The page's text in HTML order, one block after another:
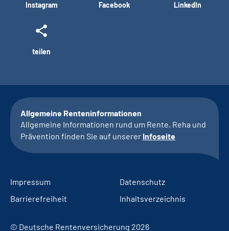
Instagram Facebook LinkedIn
teilen
Allgemeine Renteninformationen
Allgemeine Informationen rund um Rente, Reha und
Prävention finden Sie auf unserer Infoseite
Impressum
Datenschutz
Barrierefreiheit
Inhaltsverzeichnis
© Deutsche Rentenversicherung 2026